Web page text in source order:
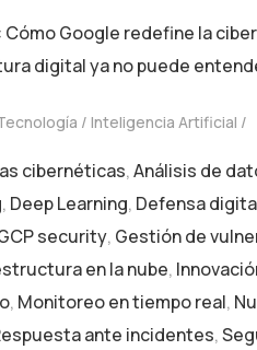
Cómo Google redefine la
digital ya no puede
Inteligencia Artificial
cibernéticas,Análisis de
, Deep Learning, Defensa
security, Gestión de
en la nube,
, Monitoreo en tiempo real,
ante incidentes,